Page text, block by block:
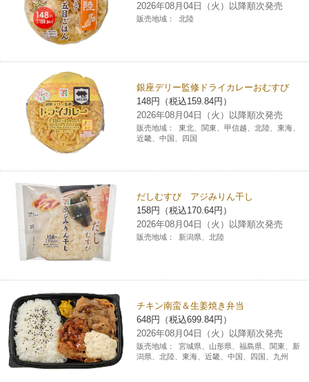
スポーツ振興くじ
保険
学び・教育
レジでApple Accountにチャージ
コインランドリー（店舗限定）
宅配ロッカー（店舗限定）
モバイルバッテリーシェアリング（店舗限定）
モバイルWi-Fiバッテリーシェアリング（店舗限定）
荷物預かりサービス「ecbocloakエクボクローク」（店舗限定）
パウダースペース ラブン（店舗限定）
ソフトバンクギフト
セブン‐イレブンの海外事業
セブン‐イレブンの「商品力」
セブン-イレブンの横顔
セブン-イレブンの歴史
サステナビリティレポート
简体中文(服务)
한국어(서비스)
ภาษาไทย(บริการ)
2026年08月04日（火）以降順次発売
販売地域： 北陸
銀座デリー監修ドライカレーおむすび
148円（税込159.84円）
2026年08月04日（火）以降順次発売
販売地域：
東北、関東、甲信越、北陸、東海、
近畿、中国、四国
だしむすび アジみりん干し
158円（税込170.64円）
2026年08月04日（火）以降順次発売
販売地域： 新潟県、北陸
チキン南蛮＆生姜焼き弁当
648円（税込699.84円）
2026年08月04日（火）以降順次発売
販売地域：
宮城県、山形県、福島県、関東、新
潟県、北陸、東海、近畿、中国、四国、九州